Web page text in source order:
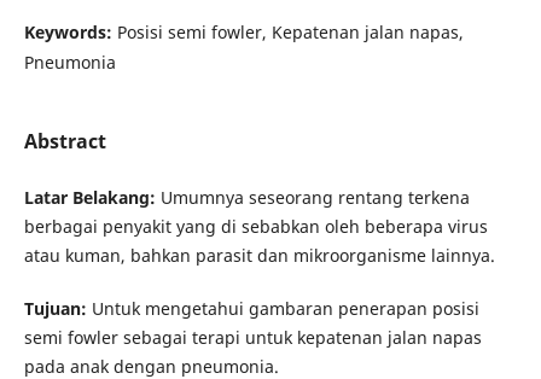
Keywords: Posisi semi fowler, Kepatenan jalan napas,
Pneumonia
Abstract
Latar Belakang: Umumnya seseorang rentang terkena
berbagai penyakit yang di sebabkan oleh beberapa virus
atau kuman, bahkan parasit dan mikroorganisme lainnya.
Tujuan: Untuk mengetahui gambaran penerapan posisi
semi fowler sebagai terapi untuk kepatenan jalan napas
pada anak dengan pneumonia.